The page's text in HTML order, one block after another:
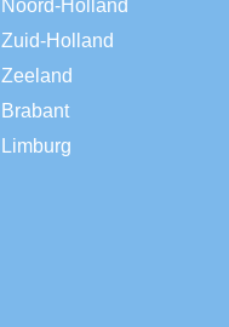
Noord-Holland
Zuid-Holland
Zeeland
Brabant
Limburg